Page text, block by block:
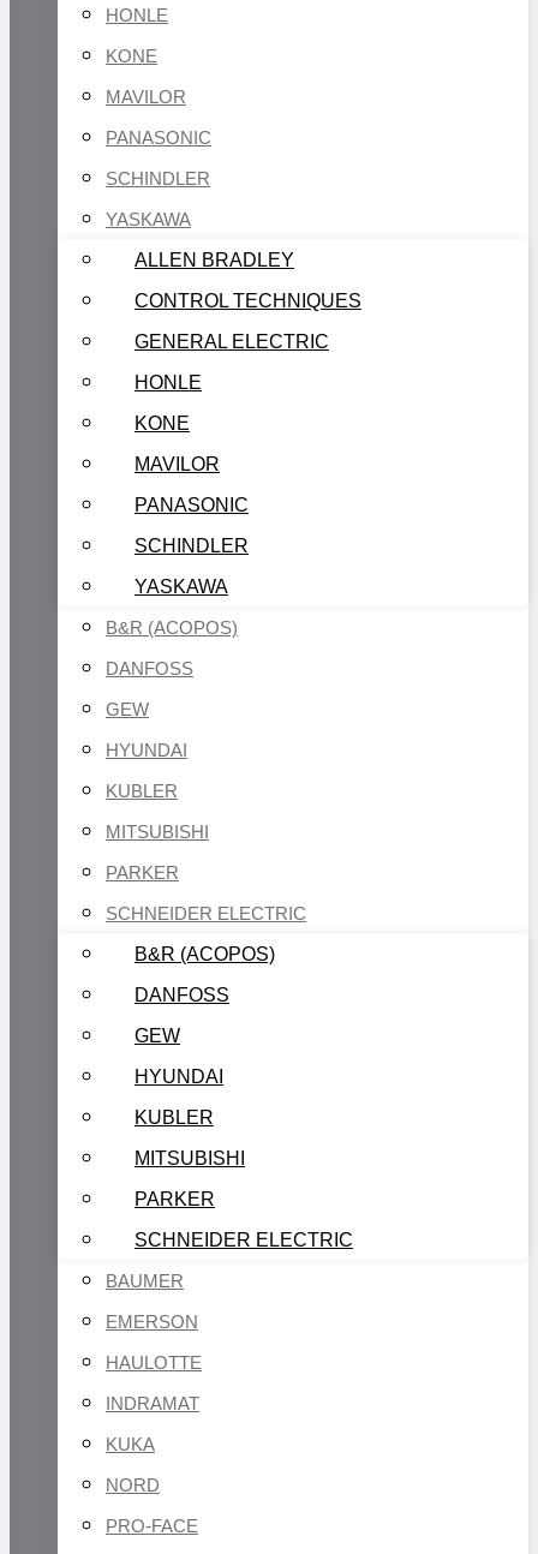
HONLE
KONE
MAVILOR
PANASONIC
SCHINDLER
YASKAWA
ALLEN BRADLEY
CONTROL TECHNIQUES
GENERAL ELECTRIC
HONLE
KONE
MAVILOR
PANASONIC
SCHINDLER
YASKAWA
B&R (ACOPOS)
DANFOSS
GEW
HYUNDAI
KUBLER
MITSUBISHI
PARKER
SCHNEIDER ELECTRIC
B&R (ACOPOS)
DANFOSS
GEW
HYUNDAI
KUBLER
MITSUBISHI
PARKER
SCHNEIDER ELECTRIC
BAUMER
EMERSON
HAULOTTE
INDRAMAT
KUKA
NORD
PRO-FACE